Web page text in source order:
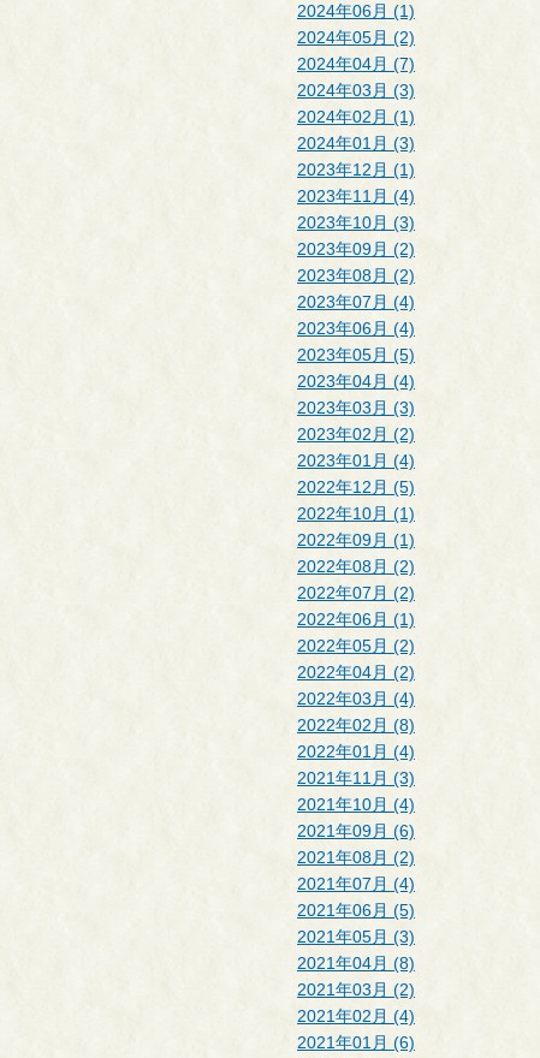
2024年06月 (1)
2024年05月 (2)
2024年04月 (7)
2024年03月 (3)
2024年02月 (1)
2024年01月 (3)
2023年12月 (1)
2023年11月 (4)
2023年10月 (3)
2023年09月 (2)
2023年08月 (2)
2023年07月 (4)
2023年06月 (4)
2023年05月 (5)
2023年04月 (4)
2023年03月 (3)
2023年02月 (2)
2023年01月 (4)
2022年12月 (5)
2022年10月 (1)
2022年09月 (1)
2022年08月 (2)
2022年07月 (2)
2022年06月 (1)
2022年05月 (2)
2022年04月 (2)
2022年03月 (4)
2022年02月 (8)
2022年01月 (4)
2021年11月 (3)
2021年10月 (4)
2021年09月 (6)
2021年08月 (2)
2021年07月 (4)
2021年06月 (5)
2021年05月 (3)
2021年04月 (8)
2021年03月 (2)
2021年02月 (4)
2021年01月 (6)